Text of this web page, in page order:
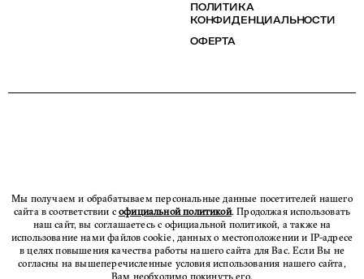
ПОЛИТИКА
КОНФИДЕНЦИАЛЬНОСТИ
ОФЕРТА
Мы получаем и обрабатываем персональные данные посетителей нашего
сайта в соответствии софициальной политикой. Продолжая использовать
наш сайт, вы соглашаетесь с официальной политикой, а также на
использование нами файлов cookie, данных о местоположении и IP-адресе
в целях повышения качества работы нашего сайта для Вас. Если Вы не
согласны на вышеперечисленные условия использования нашего сайта,
Вам необходимо покинуть его.